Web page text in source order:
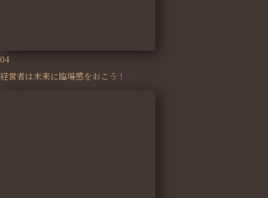
04
経営者は未来に臨場感をおこう！